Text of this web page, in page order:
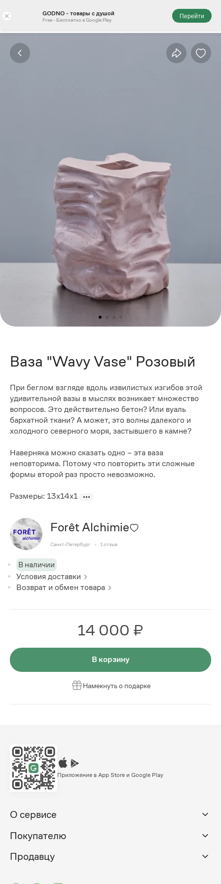
× GODNO - товары с душой
Free - Бесплатно в Google Play
Перейти
Ваза "Wavy Vase" Розовый
При беглом взгляде вдоль извилистых изгибов этой
удивительной вазы в мыслях возникает множество
вопросов. Это действительно бетон? Или вуаль
бархатной ткани? А может, это волны далекого и
холодного северного моря, застывшего в камне?
Наверняка можно сказать одно – эта ваза
неповторима. Потому что повторить эти сложные
формы второй раз просто невозможно.
Размеры: 13x14x1
Forêt Alchimie
Санкт-Петербург 1 отзыв
В наличии
Условия доставки
Возврат и обмен товара
14 000 ₽
В корзину
Намекнуть о подарке
Приложение в App Store и Google Play
О сервисе
Покупателю
Продавцу